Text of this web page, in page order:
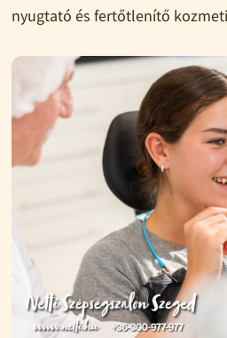
nyugtató és fertőtlenítő